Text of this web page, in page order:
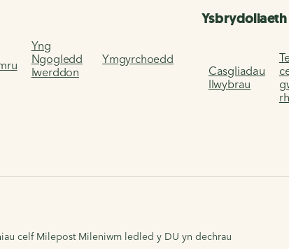
Yng
Ngogledd
Iwerddon
Ymgyrchoedd
Ysbrydoliaeth
Casgliadau
llwybrau
celf Milepost Mileniwm ledled y DU yn dechrau